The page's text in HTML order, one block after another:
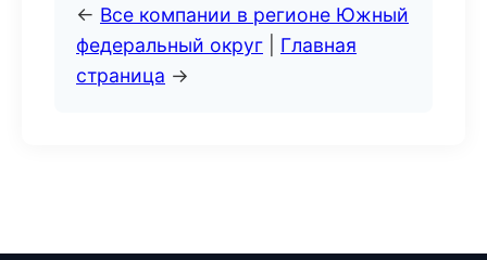
← Все компании в регионе Южный
федеральный округ
Главная
страница →